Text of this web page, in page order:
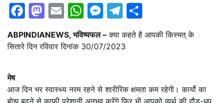
Facebook
Mastodon
EmailWhatsApp
Messenger
Telegram
ABPINDIANEWS, भविष्यफल – क्या कहते है आपकी किस्मत् के
सितारे दिन रविवार दिनांक 30/07/2023
मेष
आज दिन भर स्वास्थ्य नरम रहने से शारीरिक क्षमता कम रहेगी। कार्यो का
बोझ बढ़ने से काफी परेशानी अनुभव करेंगे फिर भी आपको व्यर्थ की दौड़-धुप